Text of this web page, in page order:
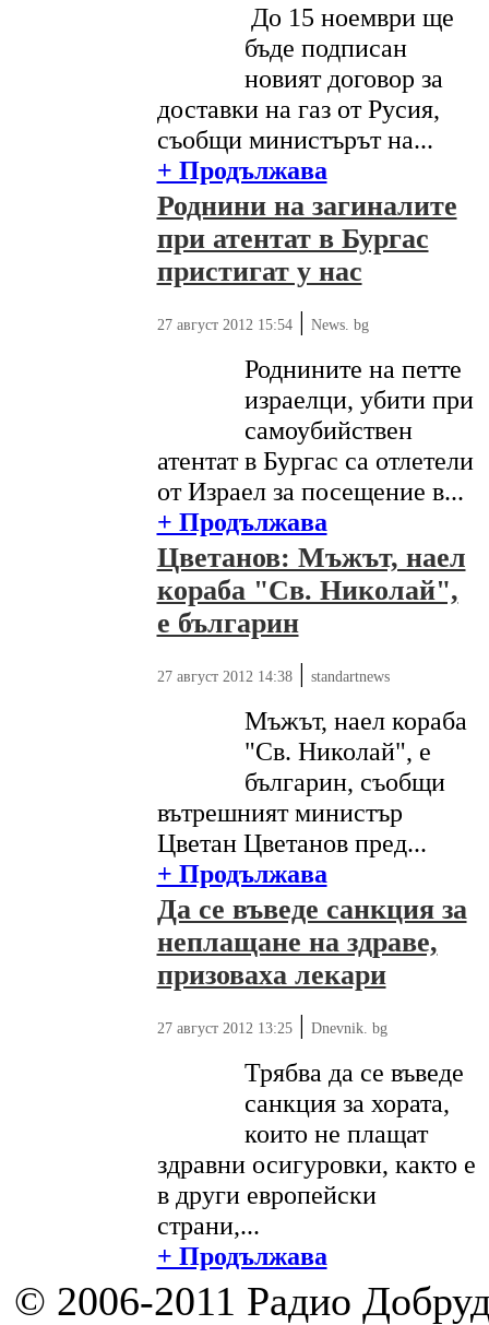
До 15 ноември ще
бъде подписан
новият договор за
доставки на газ от Русия,
съобщи министърът на...
+ Продължава
Роднини на загиналите
при атентат в Бургас
пристигат у нас
27 август 2012 15:54| News. bg
Роднините на петте
израелци, убити при
самоубийствен
атентат в Бургас са отлетели
от Израел за посещение в...
+ Продължава
Цветанов: Мъжът, наел
кораба "Св. Николай",
е българин
27 август 2012 14:38| standartnews
Мъжът, наел кораба
"Св. Николай", е
българин, съобщи
вътрешният министър
Цветан Цветанов пред...
+ Продължава
Да се въведе санкция за
неплащане на здраве,
призоваха лекари
27 август 2012 13:25| Dnevnik. bg
Трябва да се въведе
санкция за хората,
които не плащат
здравни осигуровки, както е
в други европейски
страни,...
+ Продължава
© 2006-2011 Радио